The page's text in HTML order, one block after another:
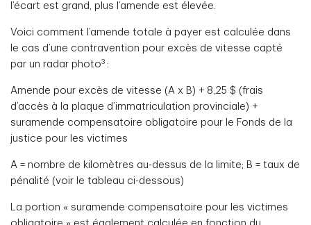
l’écart est grand, plus l’amende est élevée.
Voici comment l’amende totale à payer est calculée dans
le cas d’une contravention pour excès de vitesse capté
par un radar photo3 :
Amende pour excès de vitesse (A x B) + 8,25 $ (frais
d’accès à la plaque d’immatriculation provinciale) +
suramende compensatoire obligatoire pour le Fonds de la
justice pour les victimes
A = nombre de kilomètres au-dessus de la limite; B = taux de
pénalité (voir le tableau ci-dessous)
La portion « suramende compensatoire pour les victimes